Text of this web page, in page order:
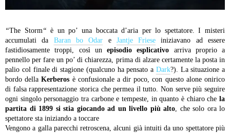
“The Storm“ è un po’ una boccata d’aria per lo spettatore. I misteri
accumulati da Baran bo Odar e Jantje Friese iniziavano ad essere
fastidiosamente troppi, così un episodio esplicativo arriva proprio a
pennello per fare un po’ di chiarezza, prima di alzare certamente la posta in
palio col finale di stagione (qualcuno ha pensato a Dark?). La situazione a
bordo dellaKerberos è confusionale a dir poco, con questo alone onirico
di falsa rappresentazione storica che permea il tutto. Non serve più seguire
ogni singolo personaggio tra carbone e tempeste, in quanto è chiaro che la
partita di 1899 si stia giocando ad un livello più alto, che solo ora lo
spettatore sta iniziando a toccare
Vengono a galla parecchi retroscena, alcuni già intuiti da uno spettatore più